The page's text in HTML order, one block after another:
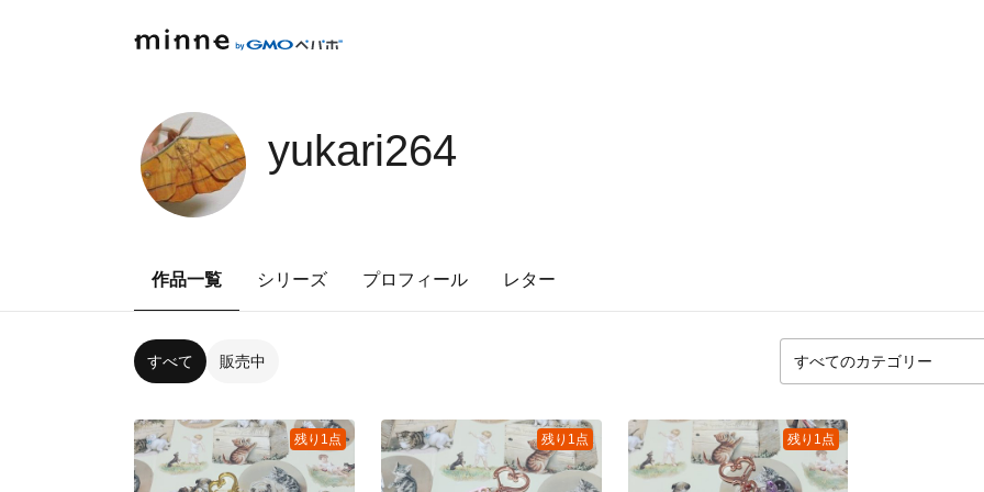
yukari264
作品一覧 シリーズ プロフィール レター
すべて 販売中
残り1点 残り1点 残り1点